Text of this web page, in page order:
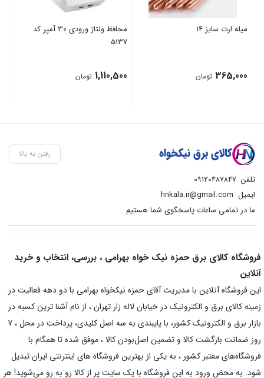
میله ارت سایز 14
365,000 تومان
محافظ ولتاژ ورودی 30 آمپر کد
5137
1,110,500 تومان
رفتن به بالا
تلفن ۰۹۱۲۰۴۸۷۸۴۷
ایمیل hnkala.ir@gmail.com
ما در تمامی ساعات پاسخگوی شما هستیم
فروشگاه کالای برق حمزه نیک خواه بهرامی ، بررسی، انتخاب و خرید
آنلاین
این فروشگاه آنلاین با مدیریت آقای حمزه نیکخواه بهرامی با دو دهه فعالیت در
زمینه کالای برق و الکترونیک در خیابان لاله زار تهران ، از نام آشنا ترین کسبه در
بازار برق و الکترونیک کشور، با پایبندی به سه اصل کلیدی، پرداخت در محل ، ۷
روز ضمانت بازگشت کالا و تضمین اصل‌بودن کالا ، موفق شده تا همگام با
فروشگاه‌های معتبر کشور ، به یکی از بهترین فروشگاه های اینترنتی ایران تبدیل
شود. به محض ورود به این فروشگاه با یک سایت پر از کالا رو به رو می‌شوید! هر